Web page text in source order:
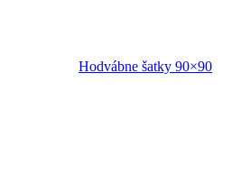
Hodvábne šatky 90×90